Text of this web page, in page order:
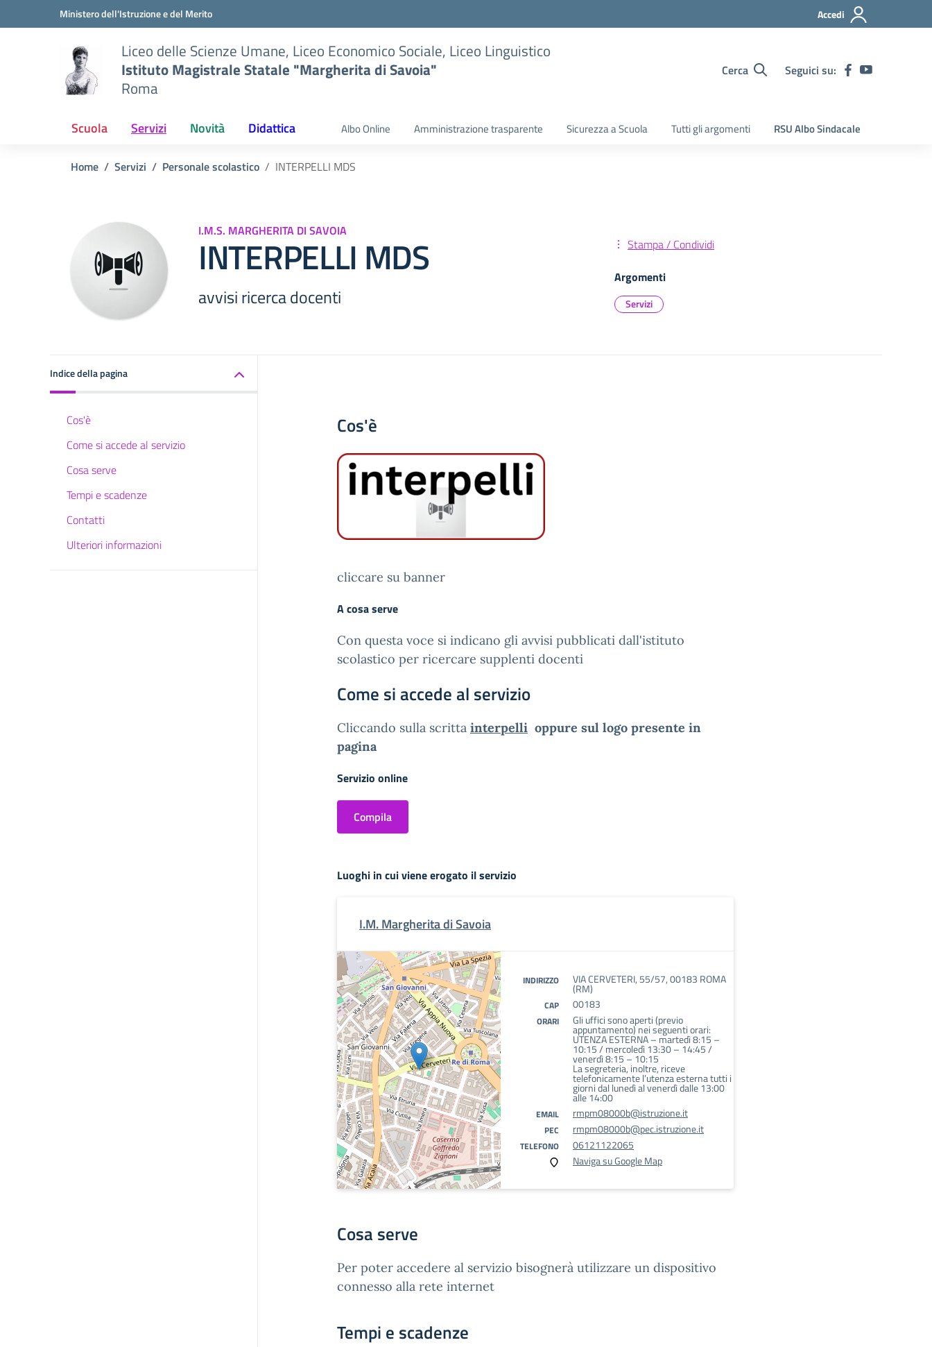
Vai ai contenuti
Vai al menu di navigazioneMinistero dell'Istruzione e del Merito Accedi
Liceo delle Scienze Umane, Liceo Economico Sociale, Liceo Linguistico
Istituto Magistrale Statale "Margherita di Savoia"
Roma
Cerca Seguici su:
Scuola Servizi Novità Didattica Albo Online Amministrazione trasparente Sicurezza a Scuola Tutti gli argomenti RSU Albo Sindacale
Home Servizi Personale scolastico INTERPELLI MDS
I.M.S. MARGHERITA DI SAVOIA
INTERPELLI MDS
avvisi ricerca docenti
Stampa / Condividi
Argomenti
Servizi
Indice della pagina
Cos'è
Come si accede al servizio
Cosa serve
Tempi e scadenze
Contatti
Ulteriori informazioni
Cos'è
cliccare su banner
A cosa serve
Con questa voce si indicano gli avvisi pubblicati dall'istituto
scolastico per ricercare supplenti docenti
Come si accede al servizio
Cliccando sulla scritta interpelli oppure sul logo presente in
pagina
Servizio online
Compila
Luoghi in cui viene erogato il servizio
I.M. Margherita di Savoia
INDIRIZZO VIA CERVETERI, 55/57, 00183 ROMA
(RM)
CAP 00183
ORARI Gli uffici sono aperti (previo
appuntamento) nei seguenti orari:
UTENZA ESTERNA – martedì 8:15 –
10:15 / mercoledì 13:30 – 14:45 /
venerdì 8:15 – 10:15
La segreteria, inoltre, riceve
telefonicamente l’utenza esterna tutti i
giorni dal lunedì al venerdì dalle 13:00
alle 14:00
EMAIL rmpm08000b@istruzione.it
PEC rmpm08000b@pec.istruzione.it
TELEFONO
06121122065
Naviga su Google Map
Cosa serve
Per poter accedere al servizio bisognerà utilizzare un dispositivo
connesso alla rete internet
Tempi e scadenze